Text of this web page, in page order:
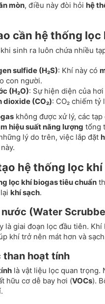
mòn, điều này đòi hỏi hệ
cần hệ thống lọc
sinh ra luôn chứa nhiều
sulfide (H₂S): Khí này có
con người.
(H₂O): Sự hiện diện của
dioxide (CO₂): CO₂ chiếm
không được xử lý, các
hiệu suất năng lượng tổng
lý do trên, việc lắp đặt
hệ thống lọc khí
lọc khí biogas tiêu chuẩn
khí sạch.
nước (Water
là giai đoạn lọc đầu tiên.
khí trở nên mát hơn và
than hoạt tính
là vật liệu lọc quan trọng.
hữu cơ dễ bay hơi (VOCs).